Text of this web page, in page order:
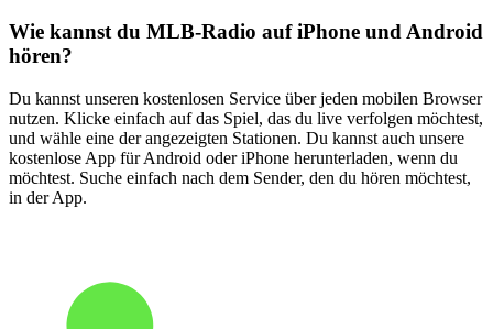
Wie kannst du MLB-Radio auf iPhone und Android
hören?
Du kannst unseren kostenlosen Service über jeden mobilen Browser
nutzen. Klicke einfach auf das Spiel, das du live verfolgen möchtest,
und wähle eine der angezeigten Stationen. Du kannst auch unsere
kostenlose App für Android oder iPhone herunterladen, wenn du
möchtest. Suche einfach nach dem Sender, den du hören möchtest,
in der App.